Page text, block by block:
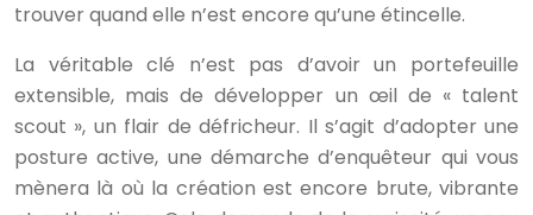
trouver quand elle n’est encore qu’une étincelle.
La véritable clé n’est pas d’avoir un portefeuille
extensible, mais de développer un œil de « talent
scout », un flair de défricheur. Il s’agit d’adopter une
posture active, une démarche d’enquêteur qui vous
mènera là où la création est encore brute, vibrante